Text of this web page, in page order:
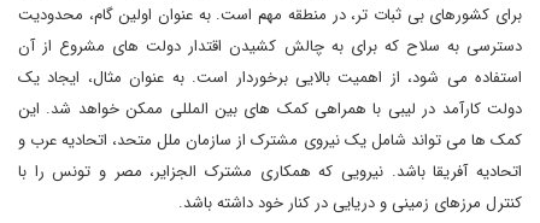
برای کشورهای بی ثبات تر، در منطقه مهم است. به عنوان اولین گام، محدودیت
دسترسی به سلاح که برای به چالش کشیدن اقتدار دولت های مشروع از آن
استفاده می شود، از اهمیت بالایی برخوردار است. به عنوان مثال، ایجاد یک
دولت کارآمد در لیبی با همراهی کمک های بین المللی ممکن خواهد شد. این
کمک ها می تواند شامل یک نیروی مشترک از سازمان ملل متحد، اتحادیه عرب و
اتحادیه آفریقا باشد. نیرویی که همکاری مشترک الجزایر، مصر و تونس را با
کنترل مرزهای زمینی و دریایی در کنار خود داشته باشد.